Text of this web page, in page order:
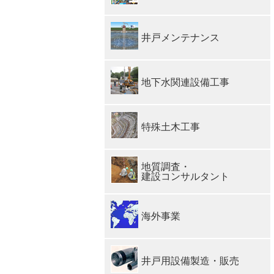
井戸メンテナンス
地下水関連設備工事
特殊土木工事
地質調査・
建設コンサルタント
海外事業
井戸用設備製造・販売